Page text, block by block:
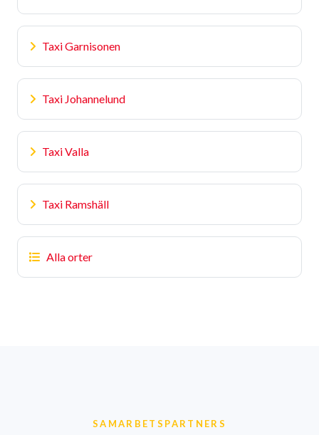
Taxi Garnisonen
Taxi Johannelund
Taxi Valla
Taxi Ramshäll
Alla orter
SAMARBETSPARTNERS